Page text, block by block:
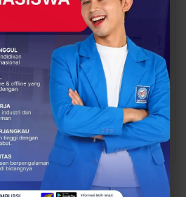
Dari Sampah Jadi
Rupiah, UBSI Bantu
Bank Sampah Mawar
Burangrang Go Digital
Lewat…